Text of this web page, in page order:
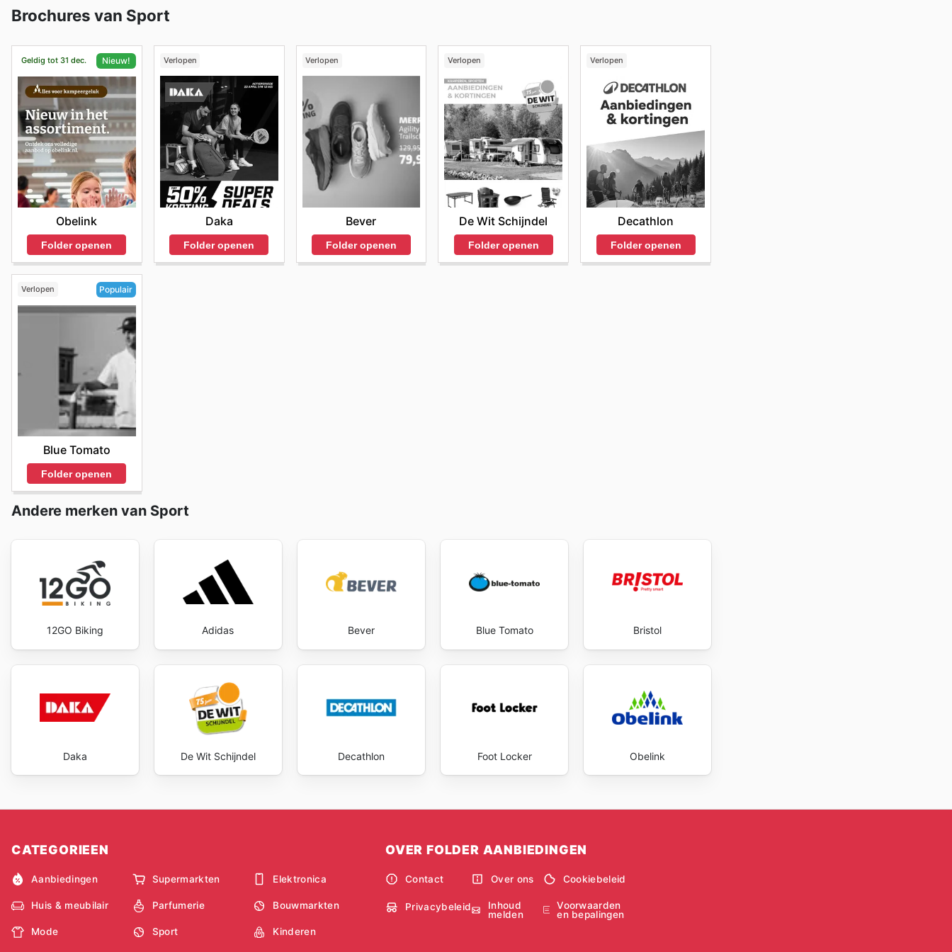
Brochures van Sport
Geldig tot 31 dec. Nieuw!
Obelink
Folder openen
Verlopen
Daka
Folder openen
Verlopen
Bever
Folder openen
Verlopen
De Wit Schijndel
Folder openen
Verlopen
Decathlon
Folder openen
Verlopen Populair
Blue Tomato
Folder openen
Andere merken van Sport
12GO Biking Adidas Bever Blue Tomato Bristol
Daka De Wit Schijndel Decathlon Foot Locker Obelink
CATEGORIEEN
Aanbiedingen Supermarkten Elektronica
Huis & meubilair Parfumerie Bouwmarkten
Mode Sport Kinderen
OVER FOLDER AANBIEDINGEN
Contact Over ons Cookiebeleid
Privacybeleid
Inhoud
melden
Voorwaarden
en bepalingen